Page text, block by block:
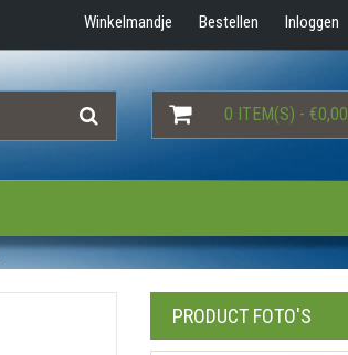
Winkelmandje Bestellen Inloggen
0 ITEM(S) - €0,00
PRODUCT FOTO'S